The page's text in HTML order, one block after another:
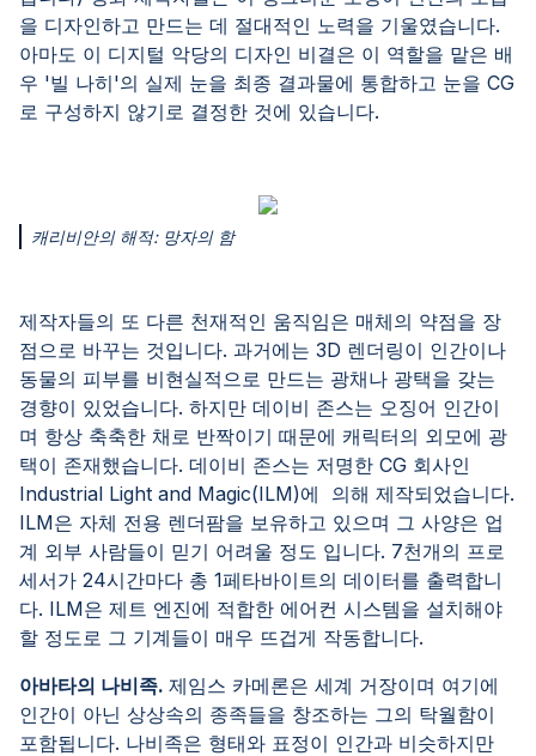
을 디자인하고 만드는 데 절대적인 노력을 기울였습니다.
아마도 이 디지털 악당의 디자인 비결은 이 역할을 맡은 배
우 '빌 나히'의 실제 눈을 최종 결과물에 통합하고 눈을 CG
로 구성하지 않기로 결정한 것에 있습니다.
캐리비안의 해적: 망자의 함
제작자들의 또 다른 천재적인 움직임은 매체의 약점을 장
점으로 바꾸는 것입니다. 과거에는 3D 렌더링이 인간이나
동물의 피부를 비현실적으로 만드는 광채나 광택을 갖는
경향이 있었습니다. 하지만 데이비 존스는 오징어 인간이
며 항상 축축한 채로 반짝이기 때문에 캐릭터의 외모에 광
택이 존재했습니다. 데이비 존스는 저명한 CG 회사인
Industrial Light and Magic(ILM)에 의해 제작되었습니다.
ILM은 자체 전용 렌더팜을 보유하고 있으며 그 사양은 업
계 외부 사람들이 믿기 어려울 정도 입니다. 7천개의 프로
세서가 24시간마다 총 1페타바이트의 데이터를 출력합니
다. ILM은 제트 엔진에 적합한 에어컨 시스템을 설치해야
할 정도로 그 기계들이 매우 뜨겁게 작동합니다.
아바타의 나비족. 제임스 카메론은 세계 거장이며 여기에
인간이 아닌 상상속의 종족들을 창조하는 그의 탁월함이
포함됩니다. 나비족은 형태와 표정이 인간과 비슷하지만